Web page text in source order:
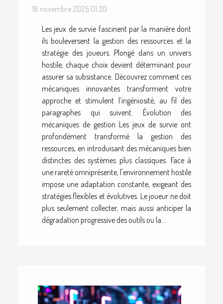
18 novembre 2025 01:20
Les jeux de survie fascinent par la manière dont
ils bouleversent la gestion des ressources et la
stratégie des joueurs. Plongé dans un univers
hostile, chaque choix devient déterminant pour
assurer sa subsistance. Découvrez comment ces
mécaniques innovantes transforment votre
approche et stimulent l’ingéniosité, au fil des
paragraphes qui suivent. Évolution des
mécaniques de gestion Les jeux de survie ont
profondément transformé la gestion des
ressources, en introduisant des mécaniques bien
distinctes des systèmes plus classiques. Face à
une rareté omniprésente, l'environnement hostile
impose une adaptation constante, exigeant des
stratégies flexibles et évolutives. Le joueur ne doit
plus seulement collecter, mais aussi anticiper la
dégradation progressive des outils ou la...